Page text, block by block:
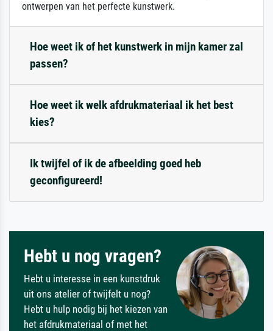
ontwerpen van het perfecte kunstwerk.
Hoe weet ik of het kunstwerk in mijn kamer zal
passen?
Hoe weet ik welk afdrukmateriaal ik het best
kies?
Ik twijfel of ik de afbeelding goed heb
geconfigureerd!
Hebt u nog vragen?
Hebt u interesse in een kunstdruk
uit ons atelier of twijfelt u nog?
Hebt u hulp nodig bij het kiezen van
het afdrukmateriaal of met het